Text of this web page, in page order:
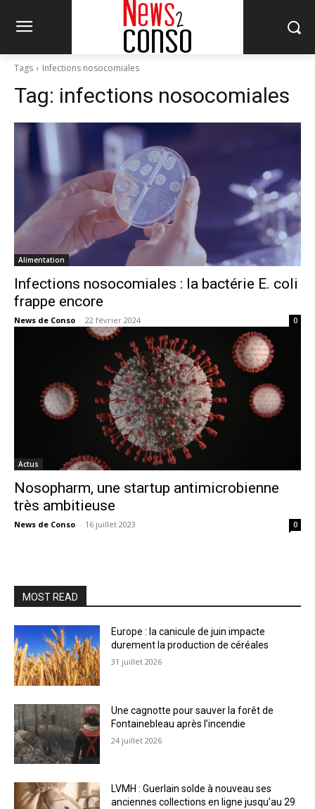
Tags Infections nosocomiales
Tag: infections nosocomiales
Alimentation
Infections nosocomiales : la bactérie E. coli
frappe encore
News de Conso - 22 février 2024 0
Actus
Nosopharm, une startup antimicrobienne
très ambitieuse
News de Conso - 16 juillet 2023 0
MOST READ
Europe : la canicule de juin impacte
durement la production de céréales
31 juillet 2026
Une cagnotte pour sauver la forêt de
Fontainebleau après l’incendie
24 juillet 2026
LVMH : Guerlain solde à nouveau ses
anciennes collections en ligne jusqu’au 29